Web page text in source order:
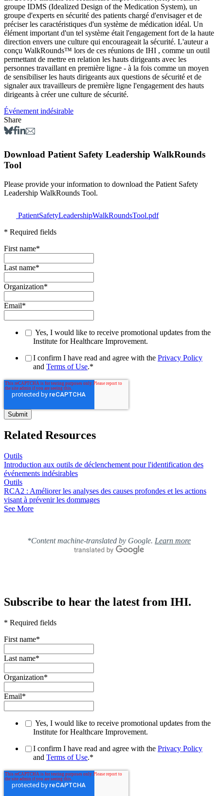
groupe IDMS (Idealized Design of the Medication System), un
groupe d'experts en sécurité des patients chargé d'envisager et de
préciser les caractéristiques d'un système de médication idéal. Un
élément important d'un tel système était l'engagement fort de la haute
direction envers une culture qui encourageait la sécurité. L'auteur a
conçu WalkRounds™ lors de ces réunions de IHI , comme un outil
permettant de mettre en relation les hauts dirigeants avec les
personnes travaillant en première ligne - à la fois comme un moyen
de sensibiliser les hauts dirigeants aux questions de sécurité et de
signaler aux travailleurs de première ligne l'engagement des hauts
dirigeants à créer une culture de sécurité.
Événement indésirable
Share
Download Patient Safety Leadership WalkRounds
Tool
Please provide your information to download the Patient Safety
Leadership WalkRounds Tool.
PatientSafetyLeadershipWalkRoundsTool.pdf
* Required fields
First name*
Last name*
Organization*
Email*
Yes, I would like to receive promotional updates from the
Institute for Healthcare Improvement.
I confirm I have read and agree with the Privacy Policy
and Terms of Use.*
Related Resources
Outils
Introduction aux outils de déclenchement pour l'identification des
événements indésirables
Outils
RCA2 : Améliorer les analyses des causes profondes et les actions
visant à prévenir les dommages
See More
*Content machine-translated by Google. Learn more
Subscribe to hear the latest from IHI.
* Required fields
First name*
Last name*
Organization*
Email*
Yes, I would like to receive promotional updates from the
Institute for Healthcare Improvement.
I confirm I have read and agree with the Privacy Policy
and Terms of Use.*